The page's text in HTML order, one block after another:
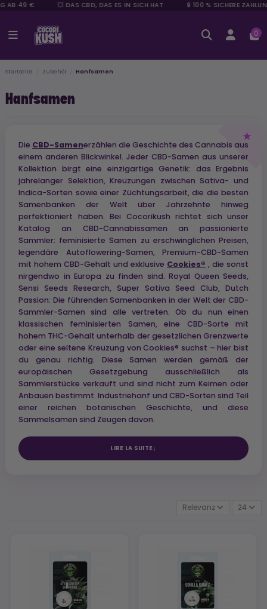
AB 49 € 💥 DAS CBD, DAS ES IN SICH HAT 🔒 100 % SICHERE ZAHLUNG
0
Startseite Zubehör Hanfsamen
Hanfsamen
Die CBD-Samenerzählen die Geschichte des Cannabis aus
einem anderen Blickwinkel. Jeder CBD-Samen aus unserer
Kollektion birgt eine einzigartige Genetik: das Ergebnis
jahrelanger Selektion, Kreuzungen zwischen Sativa- und
Indica-Sorten sowie einer Züchtungsarbeit, die die besten
Samenbanken der Welt über Jahrzehnte hinweg
perfektioniert haben. Bei Cocorikush richtet sich unser
Katalog an CBD-Cannabissamen an passionierte
Sammler: feminisierte Samen zu erschwinglichen Preisen,
legendäre Autoflowering-Samen, Premium-CBD-Samen
mit hohem CBD-Gehalt und exklusive Cookies® , die sonst
nirgendwo in Europa zu finden sind. Royal Queen Seeds,
Sensi Seeds Research, Super Sativa Seed Club, Dutch
Passion: Die führenden Samenbanken in der Welt der CBD-
Sammler-Samen sind alle vertreten. Ob du nun einen
klassischen feminisierten Samen, eine CBD-Sorte mit
hohem THC-Gehalt unterhalb der gesetzlichen Grenzwerte
oder eine seltene Kreuzung von Cookies® suchst – hier bist
du genau richtig. Diese Samen werden gemäß der
europäischen Gesetzgebung ausschließlich als
Sammlerstücke verkauft und sind nicht zum Keimen oder
Anbauen bestimmt. Industriehanf und CBD-Sorten sind Teil
einer reichen botanischen Geschichte, und diese
Sammelsamen sind Zeugen davon.
LIRE LA SUITE
Relevanz 24